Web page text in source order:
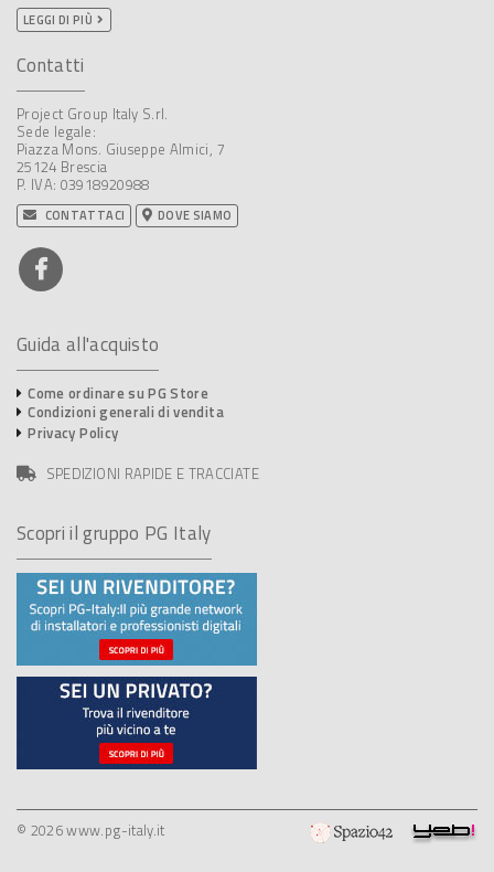
LEGGI DI PIÙ
Contatti
Project Group Italy S.rl.
Sede legale:
Piazza Mons. Giuseppe Almici, 7
25124 Brescia
P. IVA: 03918920988
CONTATTACI DOVE SIAMO
Guida all'acquisto
Come ordinare su PG Store
Condizioni generali di vendita
Privacy Policy
SPEDIZIONI RAPIDE E TRACCIATE
Scopri il gruppo PG Italy
© 2026 www.pg-italy.it